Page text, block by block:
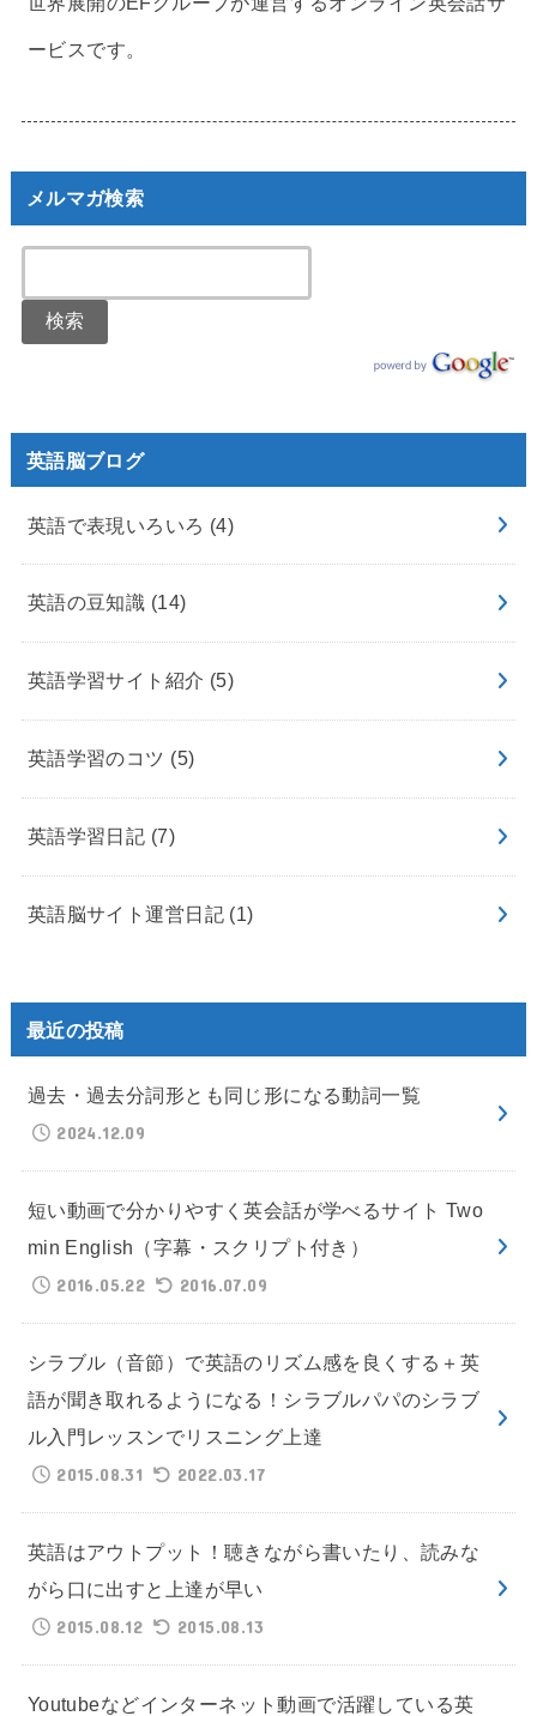
ービスです。
メルマガ検索
英語脳ブログ
英語で表現いろいろ (4)
英語の豆知識 (14)
英語学習サイト紹介 (5)
英語学習のコツ (5)
英語学習日記 (7)
英語脳サイト運営日記 (1)
最近の投稿
過去・過去分詞形とも同じ形になる動詞一覧
2024.12.09
短い動画で分かりやすく英会話が学べるサイト Two
min English（字幕・スクリプト付き）
2016.05.22
2016.07.09
シラブル（音節）で英語のリズム感を良くする＋英
語が聞き取れるようになる！シラブルパパのシラブ
ル入門レッスンでリスニング上達
2015.08.31
2022.03.17
英語はアウトプット！聴きながら書いたり、読みな
がら口に出すと上達が早い
2015.08.12
2015.08.13
Youtubeなどインターネット動画で活躍している英